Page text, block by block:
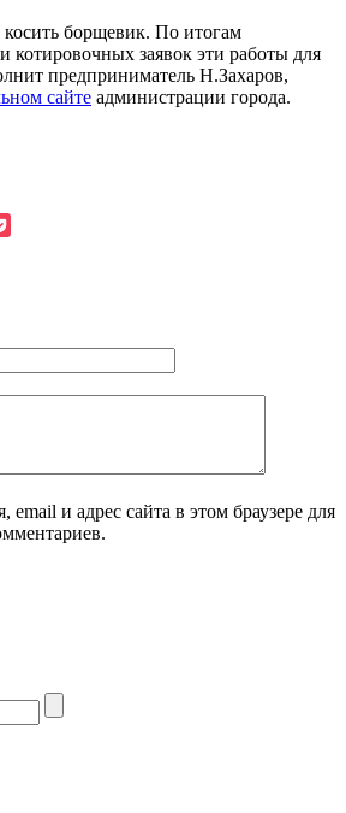
борщевик. По итогам
котировочных заявок эти работы для
предприниматель Н.Захаров,
сайте администрации города.
и адрес сайта в этом браузере для